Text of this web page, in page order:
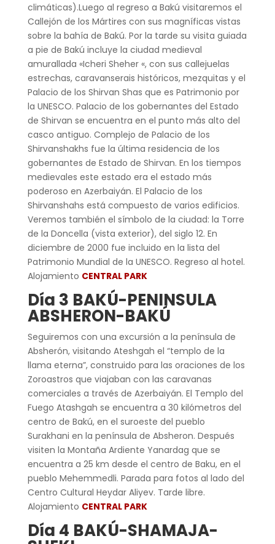
climáticas).Luego al regreso a Bakú visitaremos el
Callejón de los Mártires con sus magníficas vistas
sobre la bahía de Bakú. Por la tarde su visita guiada
a pie de Bakú incluye la ciudad medieval
amurallada «Icheri Sheher «, con sus callejuelas
estrechas, caravanserais históricos, mezquitas y el
Palacio de los Shirvan Shas que es Patrimonio por
la UNESCO. Palacio de los gobernantes del Estado
de Shirvan se encuentra en el punto más alto del
casco antiguo. Complejo de Palacio de los
Shirvanshakhs fue la última residencia de los
gobernantes de Estado de Shirvan. En los tiempos
medievales este estado era el estado más
poderoso en Azerbaiyán. El Palacio de los
Shirvanshahs está compuesto de varios edificios.
Veremos también el símbolo de la ciudad: la Torre
de la Doncella (vista exterior), del siglo 12. En
diciembre de 2000 fue incluido en la lista del
Patrimonio Mundial de la UNESCO. Regreso al hotel.
Alojamiento CENTRAL PARK
Día 3 BAKÚ-PENINSULA
ABSHERON-BAKÚ
Seguiremos con una excursión a la península de
Absherón, visitando Ateshgah el “templo de la
llama eterna”, construido para las oraciones de los
Zoroastros que viajaban con las caravanas
comerciales a través de Azerbaiyán. El Templo del
Fuego Atashgah se encuentra a 30 kilómetros del
centro de Bakú, en el suroeste del pueblo
Surakhani en la península de Absheron. Después
visiten la Montaña Ardiente Yanardag que se
encuentra a 25 km desde el centro de Baku, en el
pueblo Mehemmedli. Parada para fotos al lado del
Centro Cultural Heydar Aliyev. Tarde libre.
Alojamiento CENTRAL PARK
Día 4 BAKÚ-SHAMAJA-